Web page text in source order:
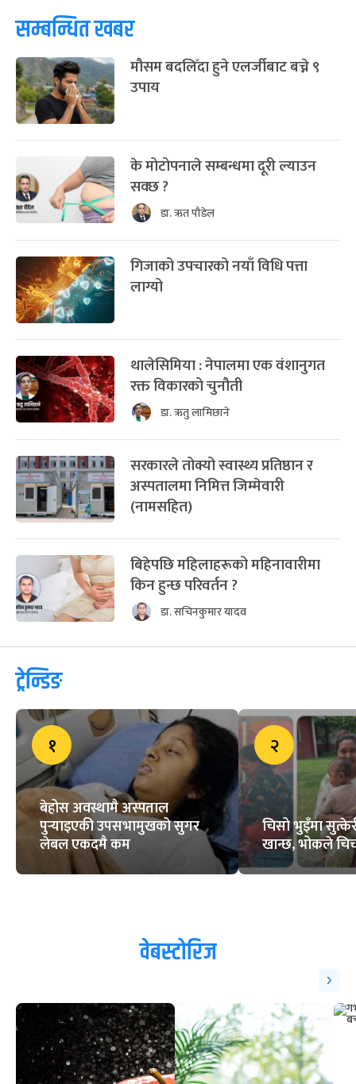
सम्बन्धित खबर
मौसम बदलिँदा हुने एलर्जीबाट बच्ने ९
उपाय
के मोटोपनाले सम्बन्धमा दूरी ल्याउन
सक्छ ?
डा. ऋत पौडेल
गिजाको उपचारको नयाँ विधि पत्ता
लाग्यो
थालेसिमिया : नेपालमा एक वंशानुगत
रक्त विकारको चुनौती
डा. ऋतु लामिछाने
सरकारले तोक्यो स्वास्थ्य प्रतिष्ठान र
अस्पतालमा निमित्त जिम्मेवारी
(नामसहित)
बिहेपछि महिलाहरूको महिनावारीमा
किन हुन्छ परिवर्तन ?
डा. सचिनकुमार यादव
ट्रेन्डिङ
१
बेहोस अवस्थामै अस्पताल
पुर्‍याइएकी उपसभामुखको सुगर
लेबल एकदमै कम
२
चिसो भुइँमा
खान्छ, भोकले
वेबस्टोरिज